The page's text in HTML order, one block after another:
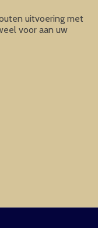
uitvoering met
voor aan uw